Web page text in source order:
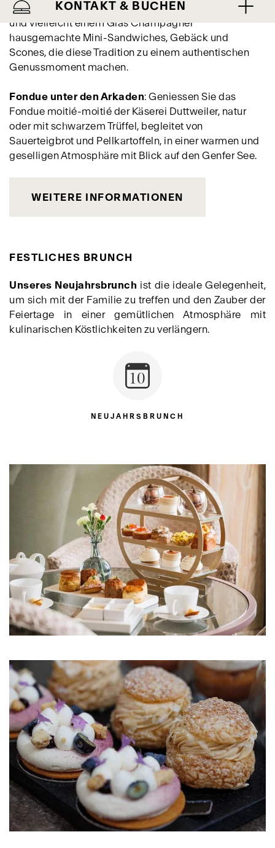
KONTAKT & BUCHEN
Tea time
: Geniessen Sie zu einem dampfenden Tee
und vielleicht einem Glas Champagner
hausgemachte Mini-Sandwiches, Gebäck und
Scones, die diese Tradition zu einem authentischen
Genussmoment machen.
Fondue unter den Arkaden: Geniessen Sie das
Fondue moitié-moitié der Käserei Duttweiler, natur
oder mit schwarzem Trüffel, begleitet von
Sauerteigbrot und Pellkartoffeln, in einer warmen und
geselligen Atmosphäre mit Blick auf den Genfer See.
WEITERE INFORMATIONEN
FESTLICHES BRUNCH
Unseres Neujahrsbrunch ist die ideale Gelegenheit,
um sich mit der Familie zu treffen und den Zauber der
Feiertage in einer gemütlichen Atmosphäre mit
kulinarischen Köstlichkeiten zu verlängern.
NEUJAHRSBRUNCH